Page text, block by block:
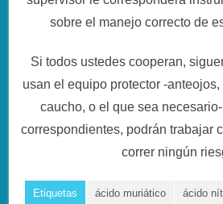
sobre el manejo correcto de
Si todos ustedes cooperan,
usan el equipo protector -
caucho, o el que sea
correspondientes, podrán trabajar
correr ningún
Etiquetas ácido muriático ácido